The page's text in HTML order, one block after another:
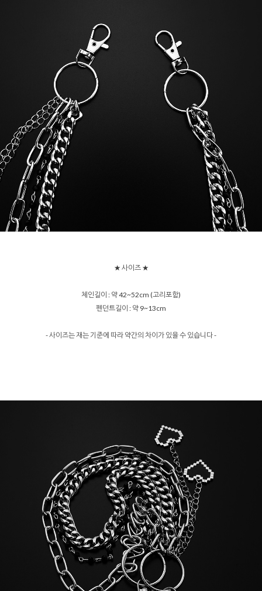
★ 사이즈 ★
체인길이 : 약 42~52cm (고리포함)
펜던트길이 : 약 9~13cm
- 사이즈는 재는 기준에 따라 약간의 차이가 있을 수 있습니다 -